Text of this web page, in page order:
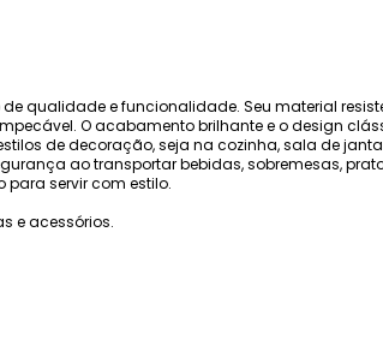
qualidade e funcionalidade. Seu material
O acabamento brilhante e o design
de decoração, seja na cozinha, sala de
ao transportar bebidas, sobremesas,
servir com estilo.
e acessórios.